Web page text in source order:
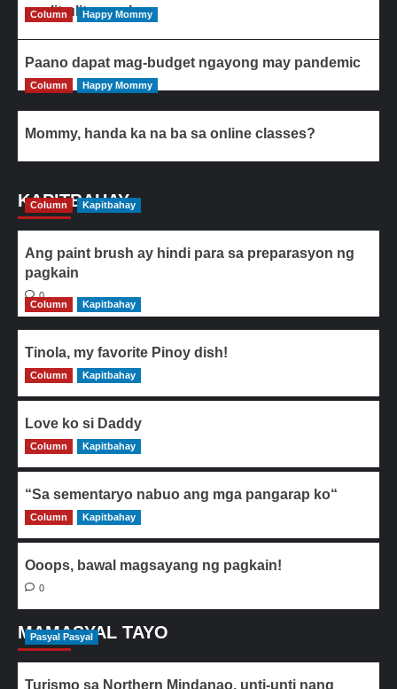
paulit-ulit ang ulam
Column Happy Mommy
Paano dapat mag-budget ngayong may pandemic
Column Happy Mommy
Mommy, handa ka na ba sa online classes?
KAPITBAHAY
Column Kapitbahay
Ang paint brush ay hindi para sa preparasyon ng
pagkain
0
Column
Kapitbahay
Tinola, my favorite Pinoy dish!
0
Column Kapitbahay
Love ko si Daddy
0
Column Kapitbahay
“Sa sementaryo nabuo ang mga pangarap ko“
0
Column Kapitbahay
Ooops, bawal magsayang ng pagkain!
0
MAMASYAL TAYO
Pasyal Pasyal
Turismo sa Northern Mindanao, unti-unti nang